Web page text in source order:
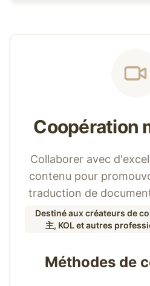
Coopération
Collaborer avec
contenu pour
traduction de
Destiné aux créateurs de
主, KOL et autres
Méthodes de